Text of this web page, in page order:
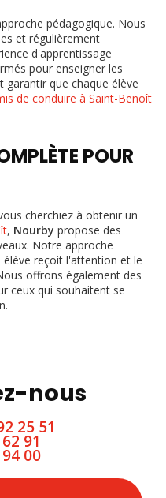
pédagogique. Nous
et régulièrement
d'apprentissage
pour enseigner les
garantir que chaque élève
de conduire à Saint-Benoît
POUR
cherchiez à obtenir un
, Nourby propose des
Notre approche
reçoit l'attention et le
offrons également des
ceux qui souhaitent se
nous
25 51
91
00